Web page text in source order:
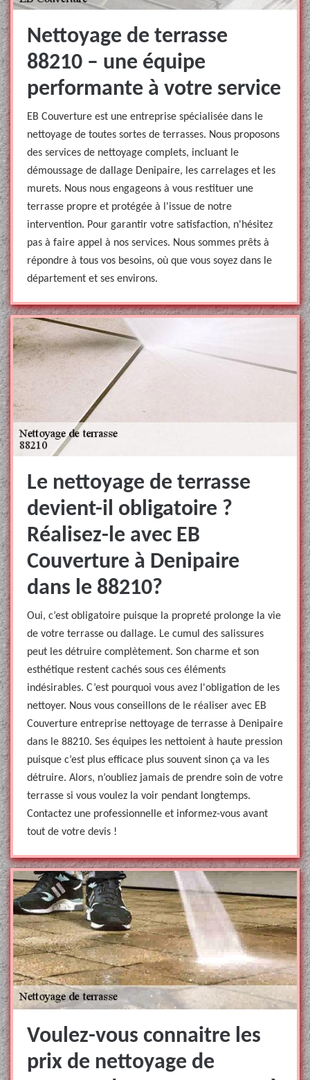
Nettoyage de terrasse
88210 – une équipe
performante à votre service
EB Couverture est une entreprise spécialisée dans le
nettoyage de toutes sortes de terrasses. Nous proposons
des services de nettoyage complets, incluant le
démoussage de dallage Denipaire, les carrelages et les
murets. Nous nous engageons à vous restituer une
terrasse propre et protégée à l'issue de notre
intervention. Pour garantir votre satisfaction, n'hésitez
pas à faire appel à nos services. Nous sommes prêts à
répondre à tous vos besoins, où que vous soyez dans le
département et ses environs.
Le nettoyage de terrasse
devient-il obligatoire ?
Réalisez-le avec EB
Couverture à Denipaire
dans le 88210?
Oui, c’est obligatoire puisque la propreté prolonge la vie
de votre terrasse ou dallage. Le cumul des salissures
peut les détruire complètement. Son charme et son
esthétique restent cachés sous ces éléments
indésirables. C’est pourquoi vous avez l'obligation de les
nettoyer. Nous vous conseillons de le réaliser avec EB
Couverture entreprise nettoyage de terrasse à Denipaire
dans le 88210. Ses équipes les nettoient à haute pression
puisque c’est plus efficace plus souvent sinon ça va les
détruire. Alors, n’oubliez jamais de prendre soin de votre
terrasse si vous voulez la voir pendant longtemps.
Contactez une professionnelle et informez-vous avant
tout de votre devis !
Voulez-vous connaitre les
prix de nettoyage de